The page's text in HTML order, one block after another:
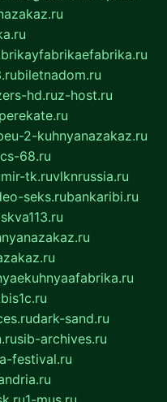
biletnadom.ru
hd.ruz-host.ru
2-kuhnyanazakaz.ru
cs-68.ru
mir-tk.ruvlknrussia.ru
seks.rubankaribi.ru
dark-sand.ru
sib-archives.ru
festival.ru